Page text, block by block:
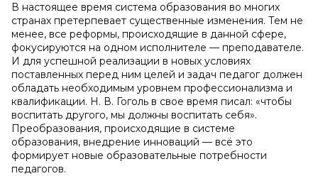
В настоящее время система образования во многих
странах претерпевает существенные изменения. Тем не
менее, все реформы, происходящие в данной сфере,
фокусируются на одном исполнителе — преподавателе.
И для успешной реализации в новых условиях
поставленных перед ним целей и задач педагог должен
обладать необходимым уровнем профессионализма и
квалификации. Н. В. Гоголь в свое время писал: «чтобы
воспитать другого, мы должны воспитать себя».
Преобразования, происходящие в системе
образования, внедрение инноваций — всё это
формирует новые образовательные потребности
педагогов.